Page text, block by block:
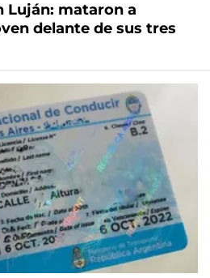
Luján: mataron a
delante de sus tres